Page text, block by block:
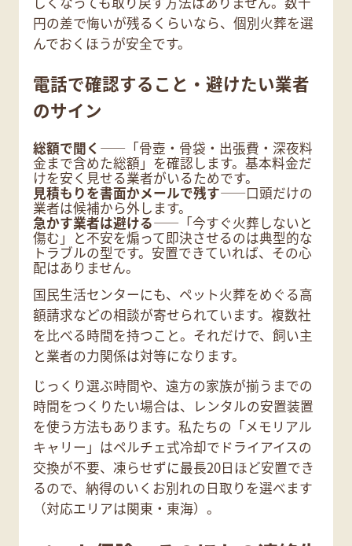
円の差で悔いが残るくらいなら、個別火葬を選
んでおくほうが安全です。
電話で確認すること・避けたい業者
のサイン
総額で聞く ――「骨壺・骨袋・出張費・深夜料
金まで含めた総額」を確認します。基本料金だ
けを安く見せる業者がいるためです。
見積もりを書面かメールで残す――口頭だけの
業者は候補から外します。
急かす業者は避ける――「今すぐ火葬しないと
傷む」と不安を煽って即決させるのは典型的な
トラブルの型です。安置できていれば、その心
配はありません。
国民生活センターにも、ペット火葬をめぐる高
額請求などの相談が寄せられています。複数社
を比べる時間を持つこと。それだけで、飼い主
と業者の力関係は対等になります。
じっくり選ぶ時間や、遠方の家族が揃うまでの
時間をつくりたい場合は、レンタルの安置装置
を使う方法もあります。私たちの「メモリアル
キャリー」はペルチェ式冷却でドライアイスの
交換が不要、凍らせずに最長20日ほど安置でき
るので、納得のいくお別れの日取りを選べます
（対応エリアは関東・東海）。